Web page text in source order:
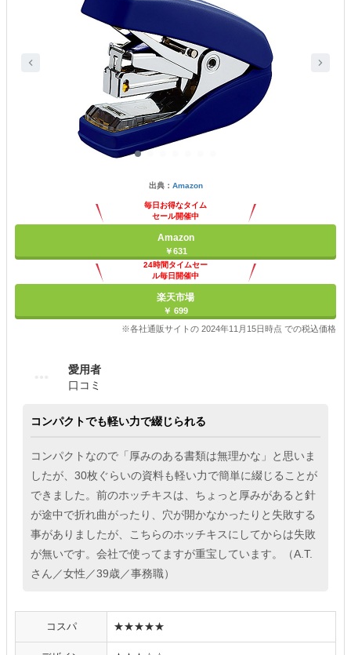
出典： Amazon
毎日お得なタイム
セール開催中
Amazon
￥631
24時間タイムセー
ル毎日開催中
楽天市場
￥ 699
※各社通販サイトの 2024年11月15日時点 での税込価格
愛用者
口コミ
コンパクトでも軽い力で綴じられる
コンパクトなので「厚みのある書類は無理かな」と思いま
したが、30枚ぐらいの資料も軽い力で簡単に綴じることが
できました。前のホッチキスは、ちょっと厚みがあると針
が途中で折れ曲がったり、穴が開かなかったりと失敗する
事がありましたが、こちらのホッチキスにしてからは失敗
が無いです。会社で使ってますが重宝しています。（A.T.
さん／女性／39歳／事務職）
コスパ ★★★★★